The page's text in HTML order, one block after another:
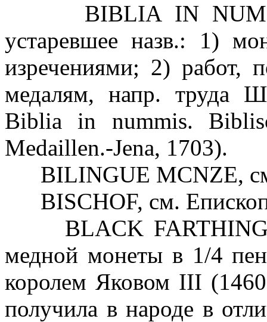
BIBLIA IN
устаревшее назв.: 1)
изречениями; 2) работ,
медалям, напр. труда
Biblia in nummis.
Medaillen.-Jena, 1703).
BILINGUE MCNZE,
BISCHOF, см.
BLACK FARTHING
медной монеты в 1/4
королем Яковом III
получила в народе в